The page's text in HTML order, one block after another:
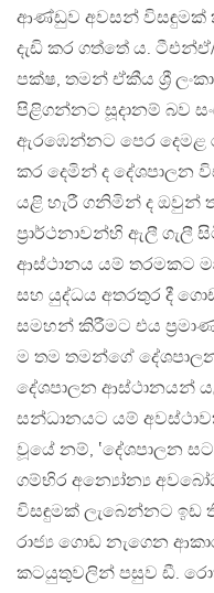
ආණ්ඩුව අවසන් විසඳුමක්
දැඩි කර ගත්තේ ය.
පක්ෂ, තමන් ඒකීය ශ්‍රී
පිළිගන්නට සූදානම් බව
ඇරඹෙන්නට පෙර දෙමළ
කර දෙමින් ද දේශපාලන
යළි හැරී ගනිමින් ද ඔවුන්
ප්‍රාර්ථනාවන්හි ඇලී ගැලී
ආස්ථානය යම් තරමකට
සහ යුද්ධය අතරතුර දී
සමහන් කිරීමට එය
ම තම තමන්ගේ
දේශපාලන ආස්ථානයන්
සන්ධානයට යම්
වූයේ නම්, ‛දේශපාලන
ගම්භිර අන්‍යෝන්‍ය
විසඳුමක් ලැබෙන්නට ඉඩ
රාජ්‍ය ගොඩ නැගෙන
කටයුතුවලින් පසුව ඩී.